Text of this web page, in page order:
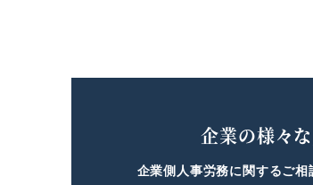
企業の様々な
企業側人事労務に関するご相